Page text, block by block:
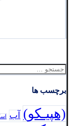
جستجو
برای:
برچسب ها
(هپیـکو) آب